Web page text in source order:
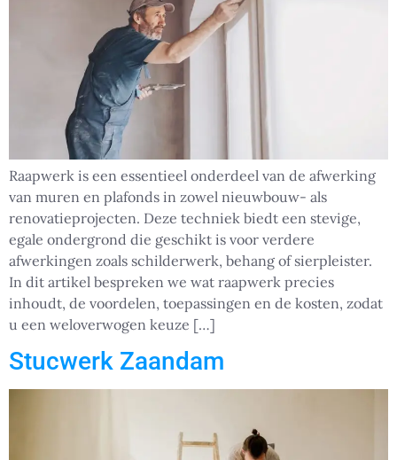
Raapwerk is een essentieel onderdeel van de afwerking
van muren en plafonds in zowel nieuwbouw- als
renovatieprojecten. Deze techniek biedt een stevige,
egale ondergrond die geschikt is voor verdere
afwerkingen zoals schilderwerk, behang of sierpleister.
In dit artikel bespreken we wat raapwerk precies
inhoudt, de voordelen, toepassingen en de kosten, zodat
u een weloverwogen keuze […]
Stucwerk Zaandam